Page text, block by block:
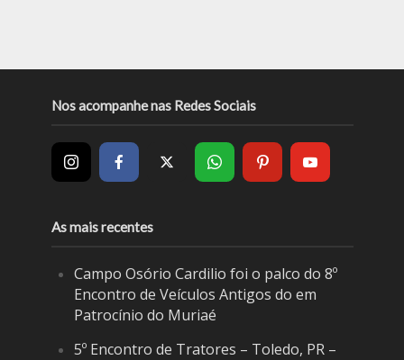
Nos acompanhe nas Redes Sociais
As mais recentes
Campo Osório Cardilio foi o palco do 8º
Encontro de Veículos Antigos do em
Patrocínio do Muriaé
5º Encontro de Tratores – Toledo, PR –